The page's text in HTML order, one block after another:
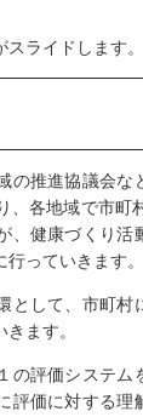
ライドします。
の推進協議会な
、各地域で市町
、健康づくり活
っていきます。
として、市町村
ます。
の評価システム
評価に対する理